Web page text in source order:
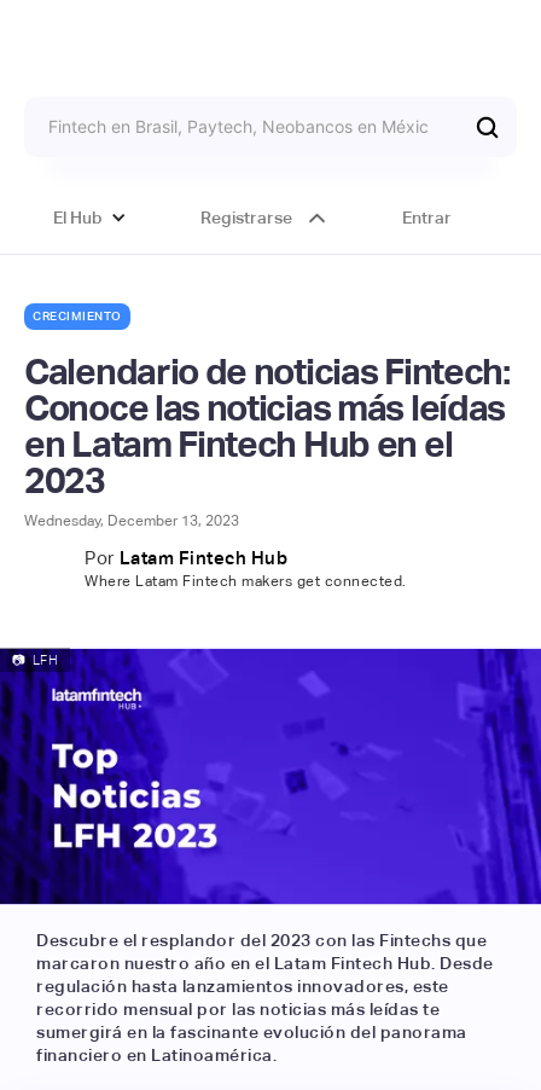
El Hub Registrarse Entrar
CRECIMIENTO
Calendario de noticias Fintech:
Conoce las noticias más leídas
en Latam Fintech Hub en el
2023
Wednesday, December 13, 2023
Por Latam Fintech Hub
Where Latam Fintech makers get connected.
📷 LFH
Descubre el resplandor del 2023 con las Fintechs que
marcaron nuestro año en el Latam Fintech Hub. Desde
regulación hasta lanzamientos innovadores, este
recorrido mensual por las noticias más leídas te
sumergirá en la fascinante evolución del panorama
financiero en Latinoamérica.